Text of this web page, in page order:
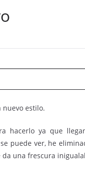
nuevo estilo.
hacerlo ya que
puede ver, he
da una frescura